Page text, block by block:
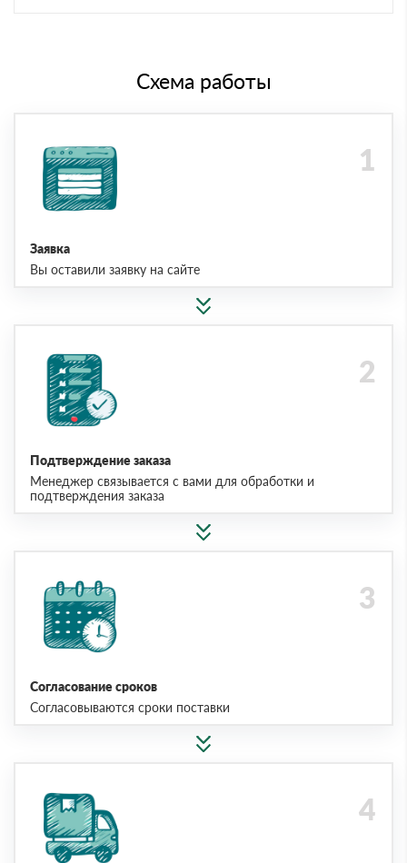
Схема работы
Заявка
Вы оставили заявку на сайте
Подтверждение заказа
Менеджер связывается с вами для обработки и
подтверждения заказа
Согласование сроков
Согласовываются сроки поставки